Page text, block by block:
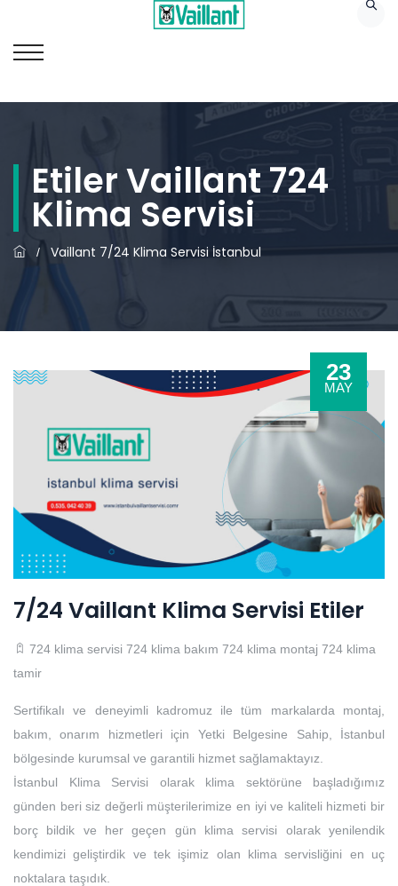
Etiler Vaillant 724
Klima Servisi
/ Vaillant 7/24 Klima Servisi İstanbul
23
MAY
7/24 Vaillant Klima Servisi Etiler
724 klima servisi 724 klima bakım 724 klima montaj 724 klima
tamir
Sertifikalı ve deneyimli kadromuz ile tüm markalarda montaj,
bakım, onarım hizmetleri için Yetki Belgesine Sahip, İstanbul
bölgesinde kurumsal ve garantili hizmet sağlamaktayız.
İstanbul Klima Servisi olarak klima sektörüne başladığımız
günden beri siz değerli müşterilerimize en iyi ve kaliteli hizmeti bir
borç bildik ve her geçen gün klima servisi olarak yenilendik
kendimizi geliştirdik ve tek işimiz olan klima servisliğini en uç
noktalara taşıdık.